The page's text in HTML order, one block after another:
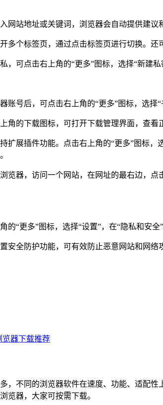
站地址或关键词，浏览器会自动提供建议
个标签页，通过点击标签页进行切换。还
可点击右上角的“更多”图标，选择“新建私
号后，可点击右上角的“更多”图标，选择“
的下载图标，可打开下载管理界面，查看
展插件功能。点击右上角的“更多”图标，
器，访问一个网站，在网址的最右边，点
“更多”图标，选择“设置”，在“隐私和安全
全防护功能，可有效防止恶意网站和网络
，不同的浏览器软件在速度、功能、适配
览器，大家可按需下载。